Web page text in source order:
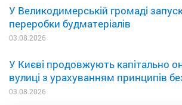
У Великодимерській громаді
переробки будматеріалів
03.08.2026
У Києві продовжують капітально
вулиці з урахуванням принципів
03.08.2026